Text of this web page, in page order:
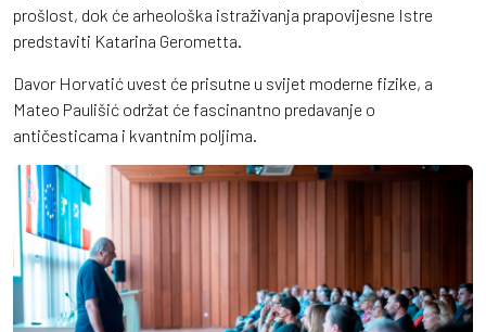
prošlost, dok će arheološka istraživanja prapovijesne Istre
predstaviti Katarina Gerometta.
Davor Horvatić uvest će prisutne u svijet moderne fizike, a
Mateo Paulišić održat će fascinantno predavanje o
antičesticama i kvantnim poljima.